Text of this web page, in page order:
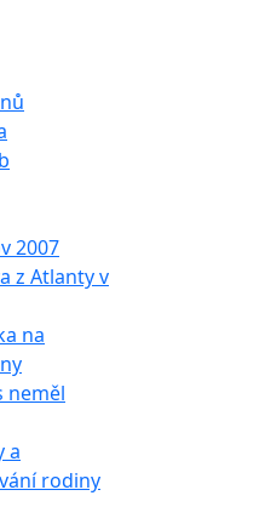
2007
z Atlanty v
na
neměl
a
rodiny